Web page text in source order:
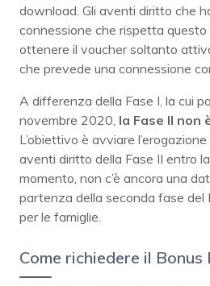
download. Gli aventi diritto che
connessione che rispetta
ottenere il voucher soltanto
che prevede una connessione
A differenza della Fase I, la cui
novembre 2020, la Fase II non
L’obiettivo è avviare
aventi diritto della Fase II entro
momento, non c’è ancora una
partenza della seconda fase del
per le famiglie.
Come richiedere il